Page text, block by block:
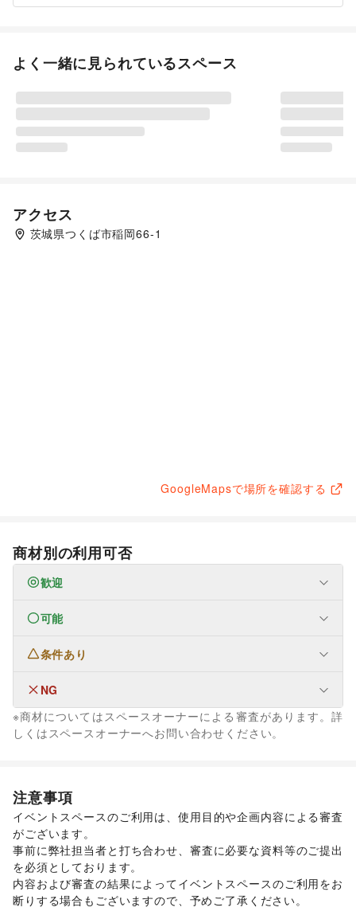
よく一緒に見られているスペース
アクセス
茨城県つくば市稲岡66-1
GoogleMapsで場所を確認する
商材別の利用可否
歓迎
なし可能
なし条件あり
ファッション
メンズファッション/レディースファッション/
ユニセックス/インナー・ルームウェア/
キッズ・ベビー・マタニティ/スポーツ/ シーズナルウェア
その他ファッション
フード・飲食
スイーツ・洋菓子/和菓子/パン/お弁当・惣菜/
コーヒー・紅茶
日本酒・焼酎・地酒/食材・調味料/物産展・マルシェ/
キッチンカー・移動販売
その他フード・飲食
インテリア・生活雑貨
NG
フード・飲食
軽食・ホットスナック
※商材についてはスペースオーナーによる審査があります。詳
しくはスペースオーナーへお問い合わせください。
注意事項
イベントスペースのご利用は、使用目的や企画内容による審査
がございます。
事前に弊社担当者と打ち合わせ、審査に必要な資料等のご提出
を必須としております。
内容および審査の結果によってイベントスペースのご利用をお
断りする場合もございますので、予めご了承ください。